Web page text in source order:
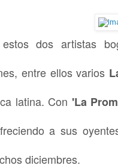
dos artistas
entre ellos varios
latina. Con 'La
a sus
diciembres.